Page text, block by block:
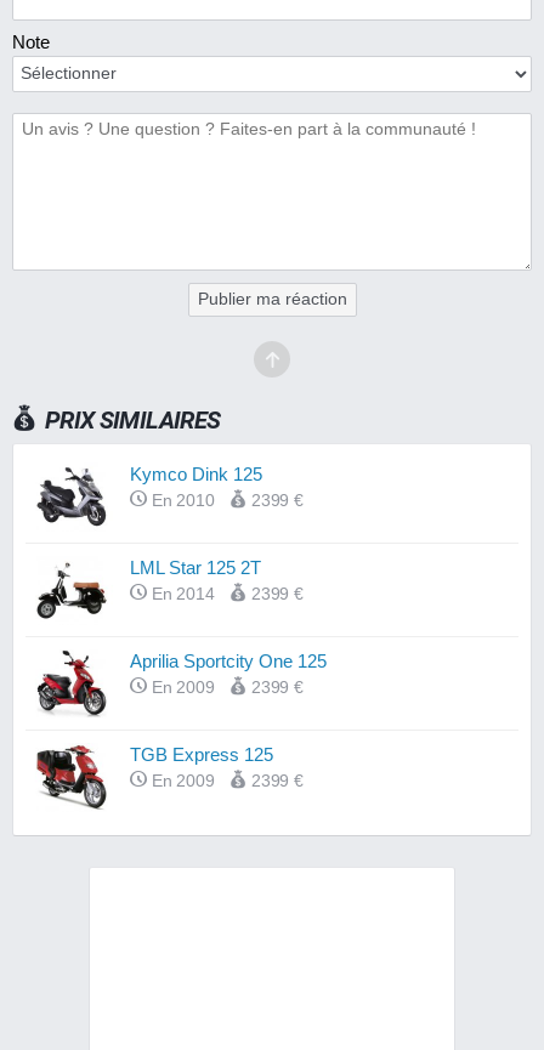
Note
Publier ma réaction
PRIX SIMILAIRES
Kymco Dink 125
En 2010 2399 €
LML Star 125 2T
En 2014 2399 €
Aprilia Sportcity One 125
En 2009 2399 €
TGB Express 125
En 2009 2399 €